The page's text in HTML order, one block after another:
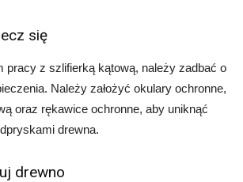
się
pracy z szlifierką kątową, należy zadbać o
Należy założyć okulary ochronne,
oraz rękawice ochronne, aby uniknąć
drewna.
drewno